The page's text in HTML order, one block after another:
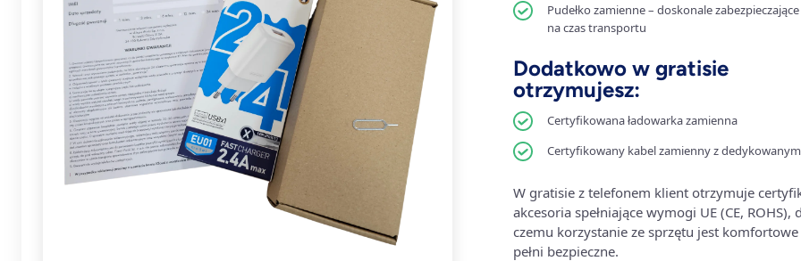
Pudełko zamienne – doskonale
na czas transportu
Dodatkowo w gratisie
otrzymujesz:
Certyfikowana ładowarka zamienna
Certyfikowany kabel zamienny z dedykowanym
W gratisie z telefonem klient otrzymuje
akcesoria spełniające wymogi UE (CE, ROHS),
czemu korzystanie ze sprzętu jest
pełni bezpieczne.